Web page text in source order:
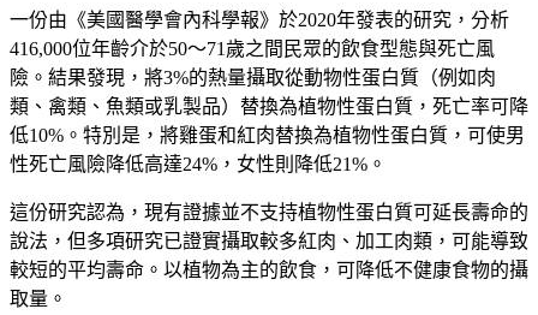
一份由《美國醫學會內科學報》於2020年發表的研究，分析
416,000位年齡介於50～71歲之間民眾的飲食型態與死亡風
險。結果發現，將3%的熱量攝取從動物性蛋白質（例如肉
類、禽類、魚類或乳製品）替換為植物性蛋白質，死亡率可降
低10%。特別是，將雞蛋和紅肉替換為植物性蛋白質，可使男
性死亡風險降低高達24%，女性則降低21%。
這份研究認為，現有證據並不支持植物性蛋白質可延長壽命的
說法，但多項研究已證實攝取較多紅肉、加工肉類，可能導致
較短的平均壽命。以植物為主的飲食，可降低不健康食物的攝
取量。